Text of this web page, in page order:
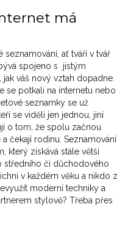
má
seznamování, ať tváří v tvář
spojeno s jistým
váš nový vztah dopadne.
se potkali na internetu nebo
seznamky se už
se viděli jen jednou, jiní
o tom, že spolu začnou
čekají rodinu. Seznamování
který získává stále větší
středního či důchodového
v každém věku a nikdo z
moderní techniky a
stylově? Třeba přes